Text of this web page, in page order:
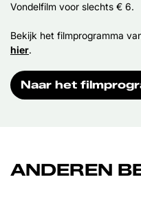
Vondelfilm voor slechts € 6.
Bekijk het filmprogramma
hier.
Naar het
ANDEREN